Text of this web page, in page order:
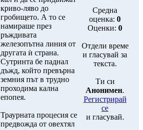
криво-ляво до
гробището. А то се
намираше през
ръждивата
железопътна линия от
другата ѝ страна.
Сутринта бе паднал
дъжд, който превърна
земния път в трудно
проходима кална
епопея.
Траурната процесия се
предвожда от овехтял
Средна
оценка: 0
Оценки: 0
Отдели време
и гласувай за
текста.
Ти си
Анонимен.
Регистрирай
се
и гласувай.